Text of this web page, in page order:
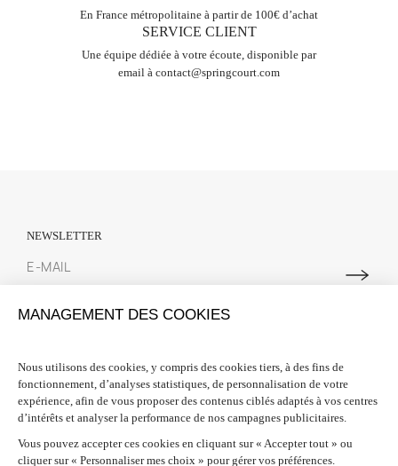
En France métropolitaine à partir de 100€ d’achat
SERVICE CLIENT
Une équipe dédiée à votre écoute, disponible par
email à contact@springcourt.com
NEWSLETTER
Spring Court. Nous vous offrons 10% de réduction sur votre première
INFORMATIONS 
BESOIN D'AIDE ? 
MANAGEMENT DES COOKIES
Nous utilisons des cookies, y compris des cookies tiers, à des fins de
fonctionnement, d’analyses statistiques, de personnalisation de votre
expérience, afin de vous proposer des contenus ciblés adaptés à vos centres
d’intérêts et analyser la performance de nos campagnes publicitaires.
Vous pouvez accepter ces cookies en cliquant sur « Accepter tout » ou
cliquer sur « Personnaliser mes choix » pour gérer vos préférences.